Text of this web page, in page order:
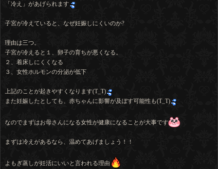
「冷え」があげられます
子宮が冷えていると、なぜ妊娠しにくいのか?
理由は三つ。
子宮が冷えると１、卵子の育ちが悪くなる。
２、着床しにくくなる
３、女性ホルモンの分泌が低下
上記のことが起きやすくなります(T_T)
また妊娠したとしても、赤ちゃんに影響が及ぼす可能性も(T_T)
なのでまずはお母さんになる女性が健康になることが大事です
まずは冷えがあるなら、温めてあげましょう！！
よもぎ蒸しが妊活にいいと言われる理由